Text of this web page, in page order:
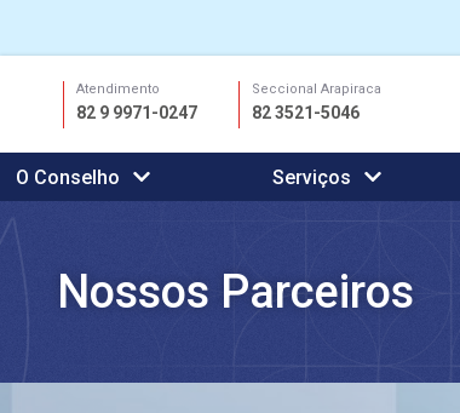
conteúdo
Atendimento
82 9 9971-0247
Seccional Arapiraca
82 3521-5046
O Conselho Serviços
Nossos Parceiros